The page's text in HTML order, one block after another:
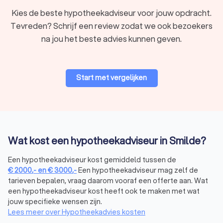
Soorten hypotheekadviseurs in Smilde
Er zijn verschillende soorten hypotheekadviseurs in Smilde,
hypotheekadvies en vergelijkt hypotheken van
verschillende aanbieders.
Een onafhankelijke hypotheekadviseur biedt een belangrijk
voordeel: hij vergelijkt meerdere aanbieders om de beste
deal te vinden. Een hypotheekcoach richt zich daarentegen
op begeleiding en financiële planning. Wil je de beste
hypotheek kiezen? Dan helpt een onafhankelijke adviseur je
bij het vinden van de juiste optie, zonder beperkt te zijn tot
één bank of aanbieder.
Kies de beste hypotheekadviseur voor jouw opdracht.
Tevreden? Schrijf een review zodat we ook bezoekers
na jou het beste advies kunnen geven.
Start met vergelijken
Wat kost een hypotheekadviseur in Smilde?
Een hypotheekadviseur kost gemiddeld tussen de
€2000,- en€3000,-Een hypotheekadviseur mag zelf de
tarieven bepalen, vraag daarom vooraf een offerte aan. Wat
een hypotheekadviseur kost heeft ook te maken met wat
jouw specifieke wensen zijn.
Lees meer over Hypotheekadvies kosten